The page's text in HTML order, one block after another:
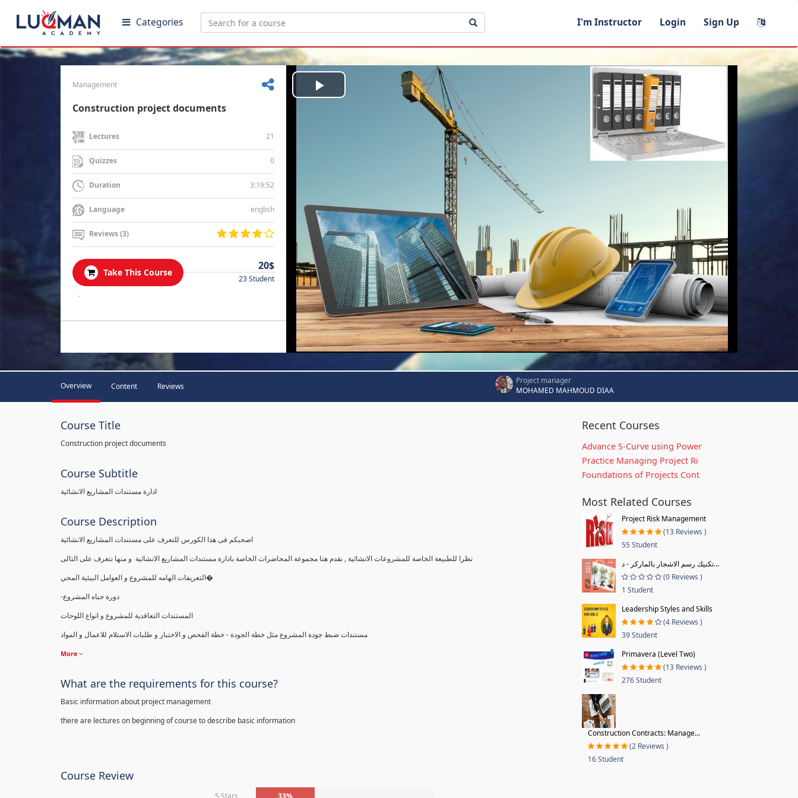
Categories I'm Instructor Login Sign Up
Management
Construction project documents
Lectures 21
Quizzes 0
Duration 3:19:52
Language english
Reviews (3)
Take This Course
20$
23 Student
.
Play
Overview Content Reviews
Project manager
MOHAMED MAHMOUD DIAA
Course Title
Construction project documents
Course Subtitle
ادارة مستندات المشاريع الانشائية
Course Description
التعريفات الهامه للمشروع و العوامل البيئية المحي�
مستندات ضبط جودة المشروع مثل خطة الجودة - خطة الفحص و الاختبار و طلبات الاستلام للاعمال و المواد
More
What are the requirements for this course?
Basic information about project management
there are lectures on beginning of course to describe basic information
Course Review
5 Stars 33%
Recent Courses
Advance S-Curve using Power
Practice Managing Project Ri
Foundations of Projects Cont
Most Related Courses
Project Risk Management
(13 Reviews )
55 Student
تكنيك رسم الاشجار بالماركر - د...
(0 Reviews )
1 Student
Leadership Styles and Skills
(4 Reviews )
39 Student
Primavera (Level Two)
(13 Reviews )
276 Student
Construction Contracts: Manage...
(2 Reviews )
16 Student